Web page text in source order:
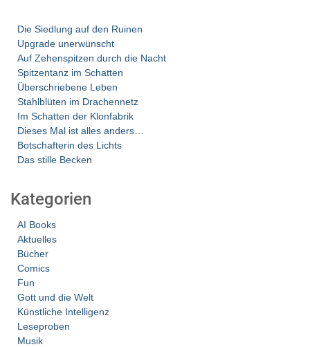
Die Siedlung auf den Ruinen
Upgrade unerwünscht
Auf Zehenspitzen durch die Nacht
Spitzentanz im Schatten
Überschriebene Leben
Stahlblüten im Drachennetz
Im Schatten der Klonfabrik
Dieses Mal ist alles anders…
Botschafterin des Lichts
Das stille Becken
Kategorien
AI Books
Aktuelles
Bücher
Comics
Fun
Gott und die Welt
Künstliche Intelligenz
Leseproben
Musik